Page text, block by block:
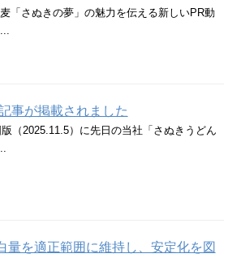
「さぬきの夢」の魅力を伝える新しいPR動
事が掲載されました
（2025.11.5）に先日の当社「さぬきうどん
を適正範囲に維持し、安定化を図